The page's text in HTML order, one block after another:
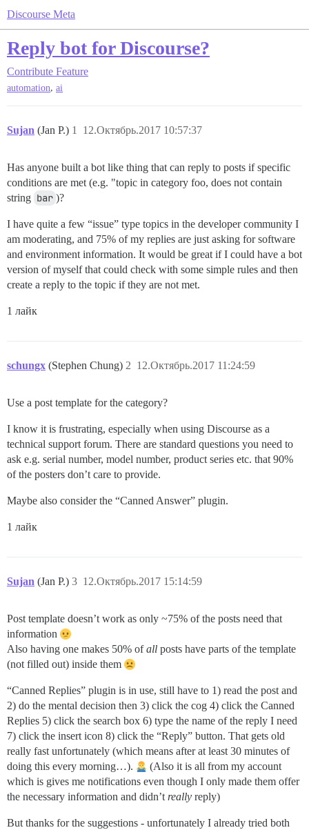
Discourse Meta
Reply bot for Discourse?
Contribute Feature
automation, ai
Sujan (Jan P.) 12.Октябрь.2017 10:57:37
1
Has anyone built a bot like thing that can reply to posts if specific
conditions are met (e.g. "topic in category foo, does not contain
string bar )?
I have quite a few “issue” type topics in the developer community I
am moderating, and 75% of my replies are just asking for software
and environment information. It would be great if I could have a bot
version of myself that could check with some simple rules and then
create a reply to the topic if they are not met.
1 лайк
schungx (Stephen Chung) 12.Октябрь.2017 11:24:59
2
Use a post template for the category?
I know it is frustrating, especially when using Discourse as a
technical support forum. There are standard questions you need to
ask e.g. serial number, model number, product series etc. that 90%
of the posters don’t care to provide.
Maybe also consider the “Canned Answer” plugin.
1 лайк
Sujan (Jan P.) 12.Октябрь.2017 15:14:59
3
Post template doesn’t work as only ~75% of the posts need that
information
Also having one makes 50% ofall posts have parts of the template
(not filled out) inside them
“Canned Replies” plugin is in use, still have to 1) read the post and
2) do the mental decision then 3) click the cog 4) click the Canned
Replies 5) click the search box 6) type the name of the reply I need
7) click the insert icon 8) click the “Reply” button. That gets old
really fast unfortunately (which means after at least 30 minutes of
doing this every morning…).
(Also it is all from my account
which is gives me notifications even though I only made them offer
the necessary information and didn’t really reply)
But thanks for the suggestions - unfortunately I already tried both